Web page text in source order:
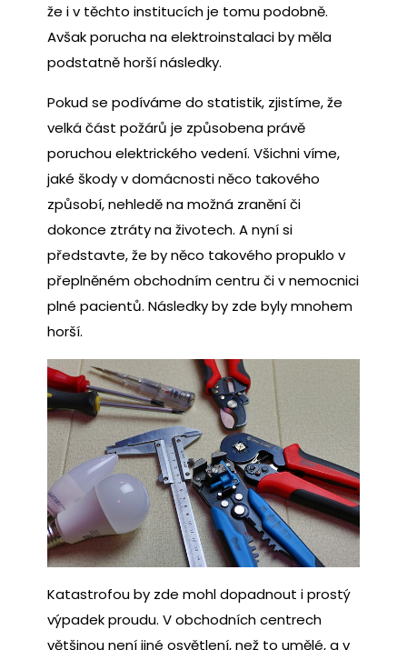
že i v těchto institucích je tomu podobně.
Avšak porucha na elektroinstalaci by měla
podstatně horší následky.
Pokud se podíváme do statistik, zjistíme, že
velká část požárů je způsobena právě
poruchou elektrického vedení. Všichni víme,
jaké škody v domácnosti něco takového
způsobí, nehledě na možná zranění či
dokonce ztráty na životech. A nyní si
představte, že by něco takového propuklo v
přeplněném obchodním centru či v nemocnici
plné pacientů. Následky by zde byly mnohem
horší.
Katastrofou by zde mohl dopadnout i prostý
výpadek proudu. V obchodních centrech
většinou není jiné osvětlení, než to umělé, a v